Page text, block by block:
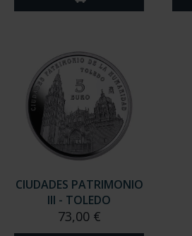
CIUDADES PATRIMONIO
III - TOLEDO
73,00 €